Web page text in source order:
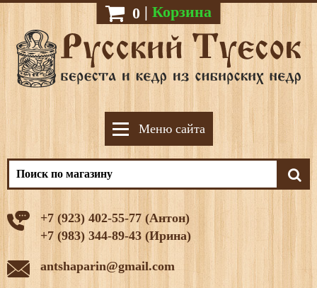
0 | Корзина
Меню сайта
+7 (923) 402-55-77 (Антон)
+7 (983) 344-89-43 (Ирина)
antshaparin@gmail.com